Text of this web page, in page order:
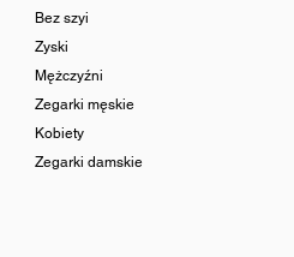
Bez szyi
Zyski
Mężczyźni
Zegarki męskie
Kobiety
Zegarki damskie